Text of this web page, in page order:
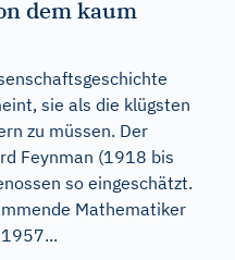
dem kaum
sie als die klügsten
zu müssen. Der
Feynman (1918 bis
so eingeschätzt.
Mathematiker